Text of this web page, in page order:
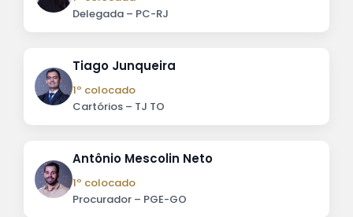
Delegada – PC-RJ
Tiago Junqueira
1º colocado
Cartórios – TJ TO
Antônio Mescolin Neto
1º colocado
Procurador – PGE-GO